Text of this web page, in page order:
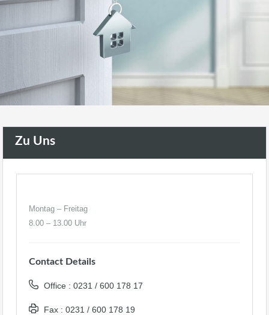
Zu Uns
Montag – Freitag
8.00 – 13.00 Uhr
Contact Details
Office : 0231 / 600 178 17
Fax : 0231 / 600 178 19